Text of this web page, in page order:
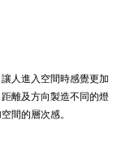
人進入空間時感覺更加
離及方向製造不同的燈
間的層次感。